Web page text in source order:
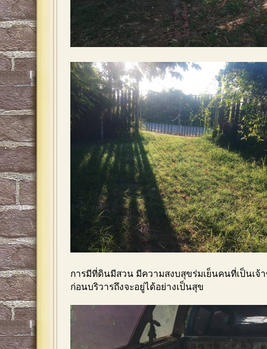
การมีที่ดินมีสวน มีความสงบสุขร่มเย็นคนที่เป็นเจ้
ก่อนบริวารถึงจะอยู่ได้อย่างเป็นสุข